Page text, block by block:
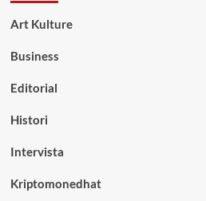
Art Kulture
Business
Editorial
Histori
Intervista
Kriptomonedhat